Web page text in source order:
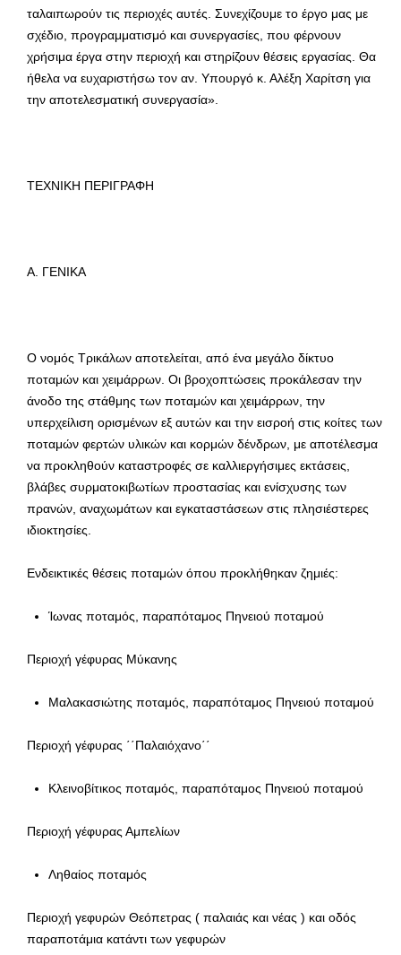
ταλαιπωρούν τις περιοχές αυτές. Συνεχίζουμε το έργο μας με
σχέδιο, προγραμματισμό και συνεργασίες, που φέρνουν
χρήσιμα έργα στην περιοχή και στηρίζουν θέσεις εργασίας. Θα
ήθελα να ευχαριστήσω τον αν. Υπουργό κ. Αλέξη Χαρίτση για
την αποτελεσματική συνεργασία».
ΤΕΧΝΙΚΗ ΠΕΡΙΓΡΑΦΗ
Α. ΓΕΝΙΚΑ
Ο νομός Τρικάλων αποτελείται, από ένα μεγάλο δίκτυο
ποταμών και χειμάρρων. Οι βροχοπτώσεις προκάλεσαν την
άνοδο της στάθμης των ποταμών και χειμάρρων, την
υπερχείλιση ορισμένων εξ αυτών και την εισροή στις κοίτες των
ποταμών φερτών υλικών και κορμών δένδρων, με αποτέλεσμα
να προκληθούν καταστροφές σε καλλιεργήσιμες εκτάσεις,
βλάβες συρματοκιβωτίων προστασίας και ενίσχυσης των
πρανών, αναχωμάτων και εγκαταστάσεων στις πλησιέστερες
ιδιοκτησίες.
Ενδεικτικές θέσεις ποταμών όπου προκλήθηκαν ζημιές:
Ίωνας ποταμός, παραπόταμος Πηνειού ποταμού
Περιοχή γέφυρας Μύκανης
Μαλακασιώτης ποταμός, παραπόταμος Πηνειού ποταμού
Περιοχή γέφυρας ΄΄Παλαιόχανο΄΄
Κλεινοβίτικος ποταμός, παραπόταμος Πηνειού ποταμού
Περιοχή γέφυρας Αμπελίων
Ληθαίος ποταμός
Περιοχή γεφυρών Θεόπετρας ( παλαιάς και νέας ) και οδός
παραποτάμια κατάντι των γεφυρών